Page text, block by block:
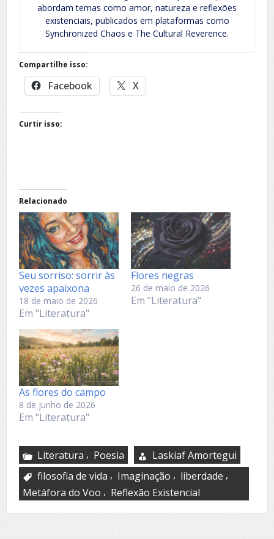
abordam temas como amor, natureza e reflexões
existenciais, publicados em plataformas como
Synchronized Chaos e The Cultural Reverence.
Compartilhe isso:
Facebook X
Curtir isso:
Relacionado
Seu sorriso:​ sorrir às
vezes apaixona
18 de maio de 2026
Em "Literatura"
Flores negras
26 de maio de 2026
Em "Literatura"
As flores do campo
8 de junho de 2026
Em "Literatura"
Literatura , Poesia
Laskiaf Amortegui
filosofia de vida , Imaginação , liberdade ,
Metáfora do Voo , Reflexão Existencial